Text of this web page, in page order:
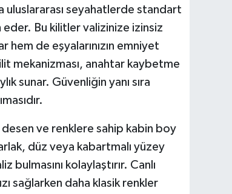
uluslararası seyahatlerde standart
Bu kilitler valizinize izinsiz
de eşyalarınızın emniyet
mekanizması, anahtar kaybetme
sunar. Güvenliğin yanı sıra
ve renklere sahip kabin boy
düz veya kabartmalı yüzey
kolaylaştırır. Canlı
sağlarken daha klasik renkler